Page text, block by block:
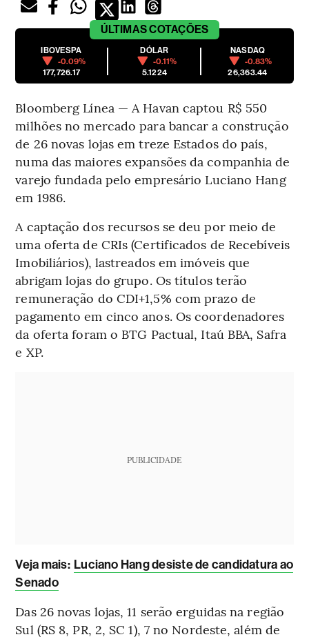
ÚLTIMASCOTAÇÕES
IBOVESPA
-0.09%
177,726.17
DÓLAR
-0.11%
5.1224
NASDAQ
-0.83%
26,363.44
Bloomberg Línea — A Havan captou R$ 550
milhões no mercado para bancar a construção
de 26 novas lojas em treze Estados do país,
numa das maiores expansões da companhia de
varejo fundada pelo empresário Luciano Hang
em 1986.
A captação dos recursos se deu por meio de
uma oferta de CRIs (Certificados de Recebíveis
Imobiliários), lastreados em imóveis que
abrigam lojas do grupo. Os títulos terão
remuneração do CDI+1,5% com prazo de
pagamento em cinco anos. Os coordenadores
da oferta foram o BTG Pactual, Itaú BBA, Safra
e XP.
PUBLICIDADE
Veja mais: Luciano Hang desiste de candidatura ao
Senado
Das 26 novas lojas, 11 serão erguidas na região
Sul (RS 8, PR, 2, SC 1), 7 no Nordeste, além de